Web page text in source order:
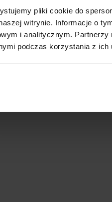
pliki cookie do
witrynie. Informacje o
i analitycznym. Partnerzy
podczas korzystania z ich